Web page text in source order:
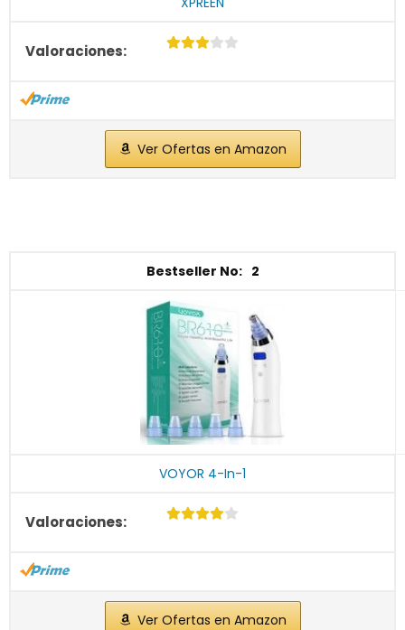
Ver Ofertas en Amazon
2
VOYOR 4-In-1
Ver Ofertas en Amazon